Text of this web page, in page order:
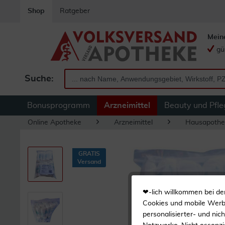
Shop Ratgeber
Suche:
Bonusprogramm Arzneimittel Beauty und
Online Apotheke Arzneimittel
GRATIS
Versand
❤-lich willkommen bei
Cookies und mobile
personalisierter- und